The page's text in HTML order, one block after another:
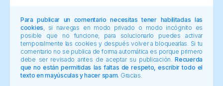
Para publicar un comentario necesitas tener habilitadas las
cookies , si navegas en modo privado o modo incógnito es
posible que no funcione, para solucionarlo puedes activar
temporalmente las cookies y después volver a bloquearlas. Si tu
comentario no se publica de forma automática es porque primero
debe ser revisado antes de aceptar su publicación.Recuerda
que no están permitidas las faltas de respeto, escribir todo el
texto en mayúsculas y hacer spam. Gracias.